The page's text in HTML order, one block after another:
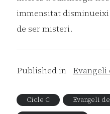
immensitat
de ser misteri.
Published in Evangeli
Cicle C Evangeli